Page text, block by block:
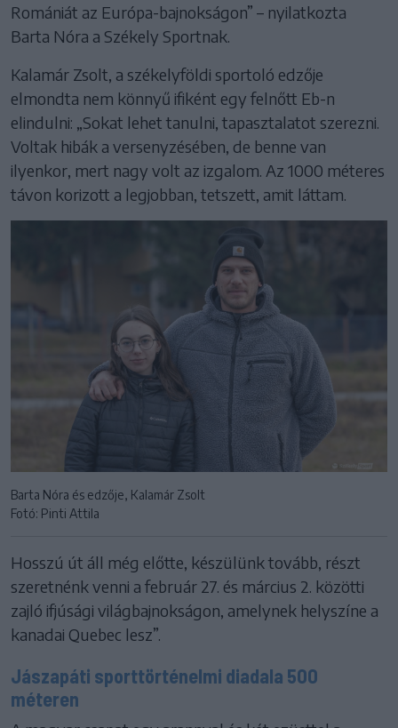
Romániát az Európa-bajnokságon” – nyilatkozta
Barta Nóra a Székely Sportnak.
Kalamár Zsolt, a székelyföldi sportoló edzője
elmondta nem könnyű ifiként egy felnőtt Eb-n
elindulni: „Sokat lehet tanulni, tapasztalatot szerezni.
Voltak hibák a versenyzésében, de benne van
ilyenkor, mert nagy volt az izgalom. Az 1000 méteres
távon korizott a legjobban, tetszett, amit láttam.
Barta Nóra és edzője, Kalamár Zsolt
Fotó: Pinti Attila
Hosszú út áll még előtte, készülünk tovább, részt
szeretnénk venni a február 27. és március 2. közötti
zajló ifjúsági világbajnokságon, amelynek helyszíne a
kanadai Quebec lesz”.
Jászapáti sporttörténelmi diadala 500
méteren